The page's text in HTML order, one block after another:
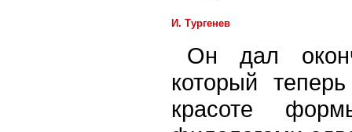
И. Тургенев
Он дал
который
красоте